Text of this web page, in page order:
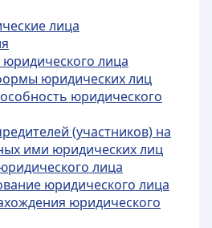
лица
лица
юридических лиц
юридического
(участников) на
ими юридических лиц
лица
юридического лица
юридического